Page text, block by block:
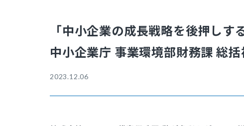
「中小企業の成長戦略を後押しす
中小企業庁 事業環境部財務課 総
2023.12.06